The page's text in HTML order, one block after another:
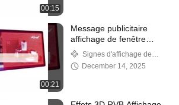
00:15
00:21
Message publicitaire
affichage de fenêtre
LED panneau de
signalisation pleine
couleur 110V 220V
Signes d'affichage de
fenêtre à LED
December 14, 2025